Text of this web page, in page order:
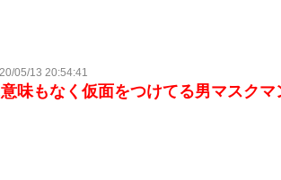
05/13 20:54:41
味もなく仮面をつけてる男マスクマ